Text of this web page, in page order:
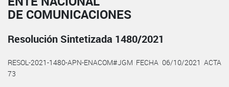
DE COMUNICACIONES
Resolución Sintetizada 1480/2021
RESOL-2021-1480-APN-ENACOM#JGM FECHA 06/10/2021 ACTA
73